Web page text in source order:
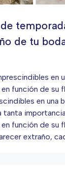
de tu
en
función de su
en una
tanta
función de su
extraño,